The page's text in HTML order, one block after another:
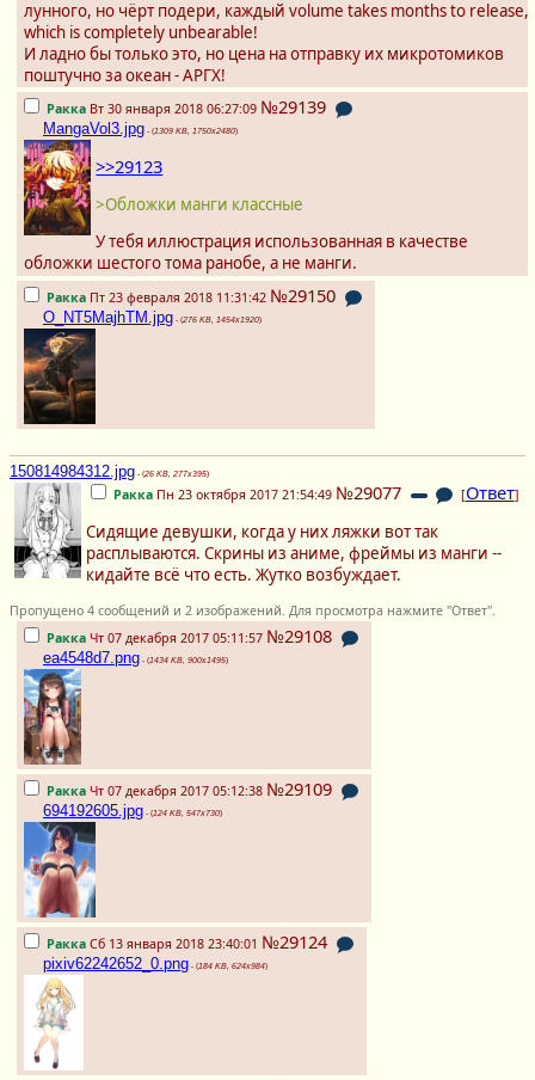
лунного, но чёрт подери, каждый volume takes months to release,
which is completely unbearable!
И ладно бы только это, но цена на отправку их микротомиков
поштучно за океан - АРГХ!
Ракка Вт 30 января 2018 06:27:09 №29139
MangaVol3.jpg - (1309 KB, 1750x2480)
>>29123
>Обложки манги классные
У тебя иллюстрация использованная в качестве
обложки шестого тома ранобе, а не манги.
Ракка Пт 23 февраля 2018 11:31:42 №29150
O_NT5MajhTM.jpg - (276 KB, 1454x1920)
150814984312.jpg - (26 KB, 277x395)
Ракка Пн 23 октября 2017 21:54:49 №29077 [Ответ]
Сидящие девушки, когда у них ляжки вот так
расплываются. Скрины из аниме, фреймы из манги --
кидайте всё что есть. Жутко возбуждает.
Пропущено 4 сообщений и 2 изображений. Для просмотра нажмите "Ответ".
Ракка Чт 07 декабря 2017 05:11:57 №29108
ea4548d7.png - (1434 KB, 900x1495)
Ракка Чт 07 декабря 2017 05:12:38 №29109
694192605.jpg - (124 KB, 547x730)
Ракка Сб 13 января 2018 23:40:01 №29124
pixiv62242652_0.png - (184 KB, 624x984)